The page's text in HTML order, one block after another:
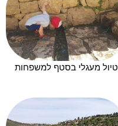
טיול מעגלי בסטף למשפחות